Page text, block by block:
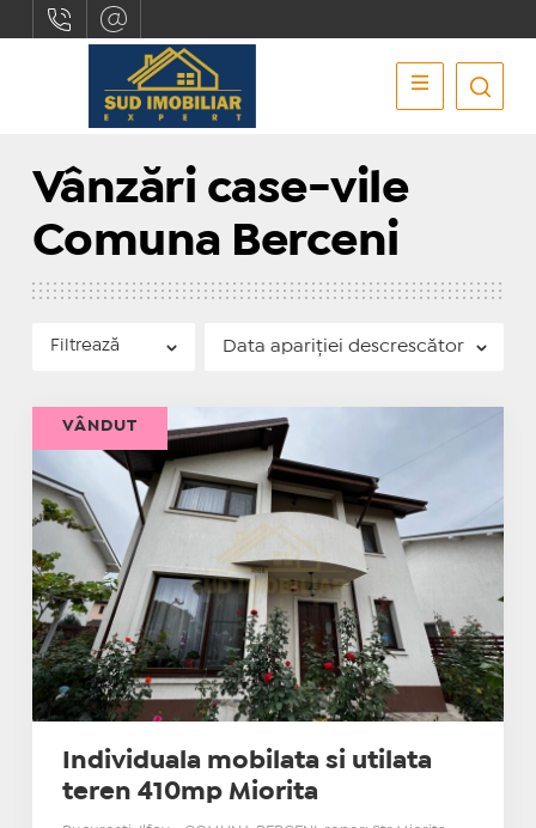
Vânzări case-vile
Comuna Berceni
Filtrează
Individuala mobilata si utilata
teren 410mp Miorita
VÂNDUT